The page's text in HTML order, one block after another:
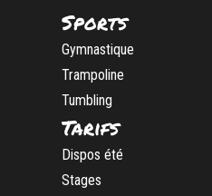
Sports
Gymnastique
Trampoline
Tumbling
Tarifs
Dispos été
Stages